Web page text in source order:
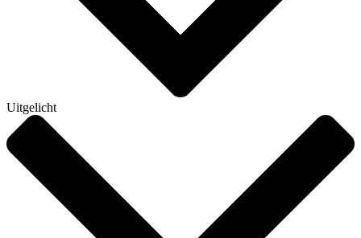
Uitgelicht